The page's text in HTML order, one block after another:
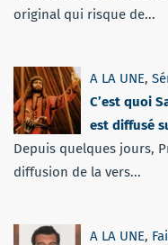
original qui risque de...
A LA UNE,
C’est quoi
est diffusé
Depuis quelques jours,
diffusion de la vers...
A LA UNE,